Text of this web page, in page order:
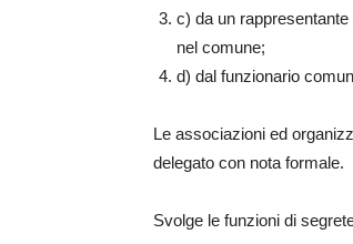
c) da un
nel comune;
d) dal funzionario
Le associazioni ed
delegato con nota formale.
Svolge le funzioni di